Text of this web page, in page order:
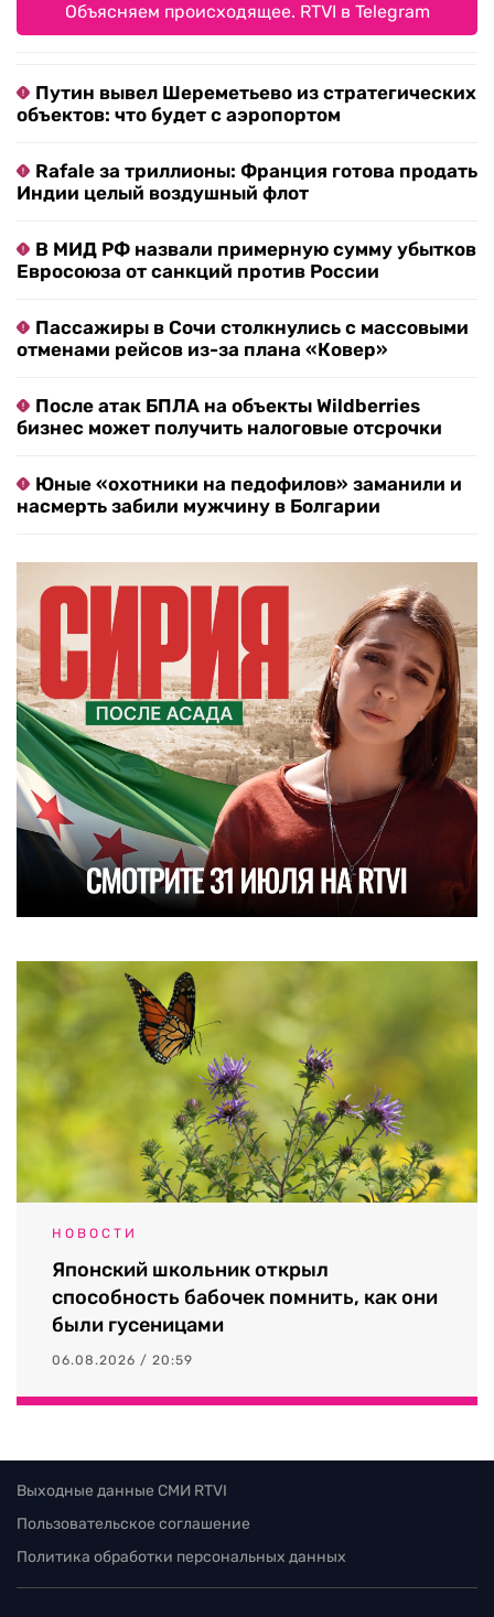
Объясняем происходящее. RTVI в Telegram
Путин вывел Шереметьево из стратегических
объектов: что будет с аэропортом
Rafale за триллионы: Франция готова продать
Индии целый воздушный флот
В МИД РФ назвали примерную сумму убытков
Евросоюза от санкций против России
Пассажиры в Сочи столкнулись с массовыми
отменами рейсов из-за плана «Ковер»
После атак БПЛА на объекты Wildberries
бизнес может получить налоговые отсрочки
Юные «охотники на педофилов» заманили и
насмерть забили мужчину в Болгарии
НОВОСТИ
Японский школьник открыл
способность бабочек помнить, как они
были гусеницами
06.08.2026 / 20:59
Выходные данные СМИ RTVI
Пользовательское соглашение
Политика обработки персональных данных